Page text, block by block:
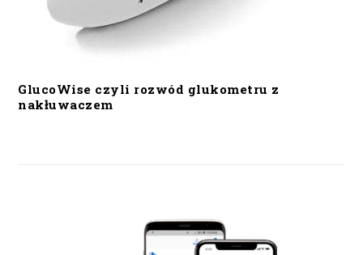
GlucoWise czyli rozwód glukometru z
nakłuwaczem